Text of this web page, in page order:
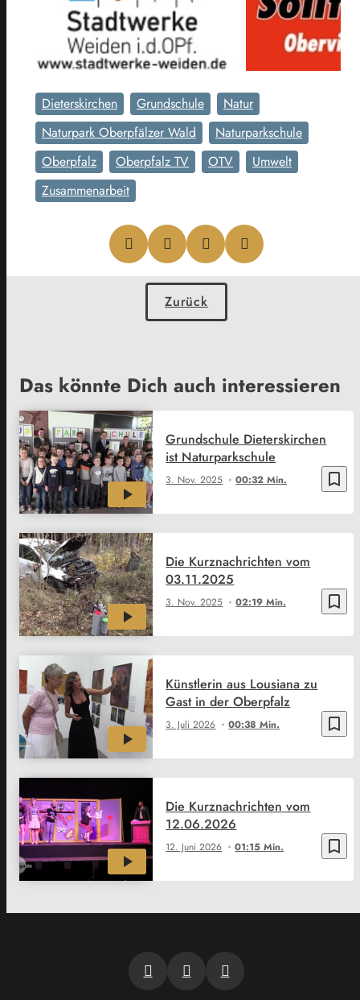
Dieterskirchen Grundschule
Natur
Naturpark Oberpfälzer Wald
Naturparkschule
Oberpfalz
Oberpfalz TV OTV
Umwelt
Zusammenarbeit
Zurück
Das könnte Dich auch interessieren
bookmark_border
3. Nov. 2025 00:32 Min.
Grundschule Dieterskirchen
ist Naturparkschule
bookmark_border
3. Nov. 2025 02:19 Min.
Die Kurznachrichten vom
03.11.2025
bookmark_border
3. Juli 2026 00:38 Min.
Künstlerin aus Lousiana zu
Gast in der Oberpfalz
bookmark_border
12. Juni 2026 01:15 Min.
Die Kurznachrichten vom
12.06.2026